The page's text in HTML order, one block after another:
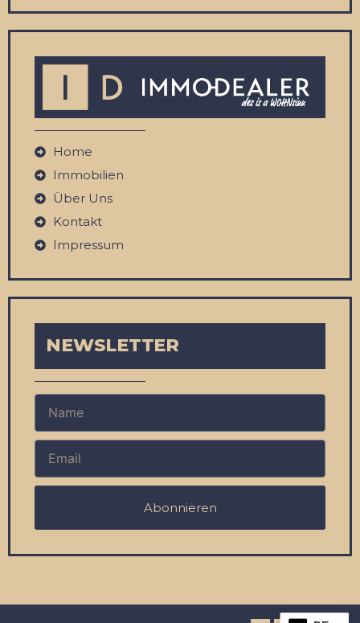
Home
Immobilien
Über Uns
Kontakt
Impressum
NEWSLETTER
Abonnieren